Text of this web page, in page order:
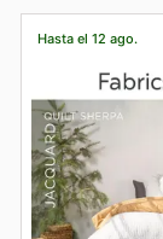
Hasta el 12 ago.